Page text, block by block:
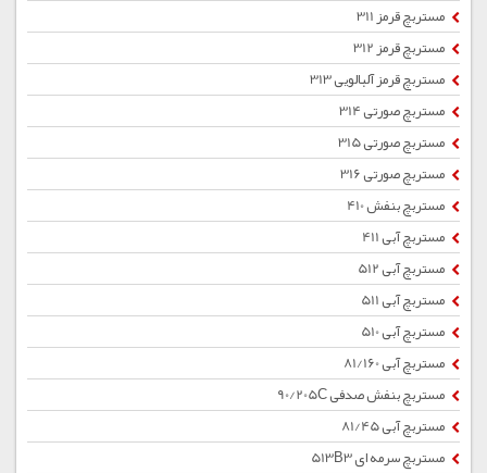
مستربچ قرمز 311
مستربچ قرمز 312
مستربچ قرمز آلبالویی 313
مستربچ صورتی 314
مستربچ صورتی 315
مستربچ صورتی 316
مستربچ بنفش 410
مستربچ آبی 411
مستربچ آبی 512
مستربچ آبی 511
مستربچ آبی 510
مستربچ آبی 81/160
مستربچ بنفش صدفی 90/205C
مستربچ آبی 81/45
مستربچ سرمه ای 513B3